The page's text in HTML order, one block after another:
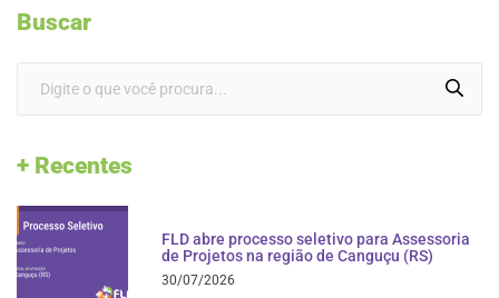
Buscar
+ Recentes
FLD abre processo seletivo para Assessoria
de Projetos na região de Canguçu (RS)
30/07/2026